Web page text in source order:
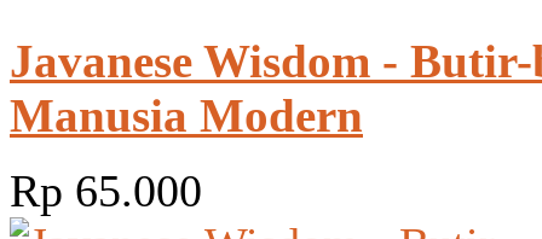
Javanese Wisdom -
Manusia Modern
Rp 65.000